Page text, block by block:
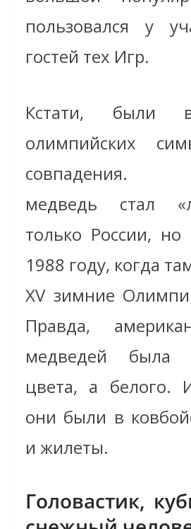
пользовался у
гостей тех Игр.
Кстати, были
олимпийских
совпадения.
медведь стал
только России,
1988 году, когда
XV зимние
Правда,
медведей была
цвета, а белого.
они были в
и жилеты.
Головастик,